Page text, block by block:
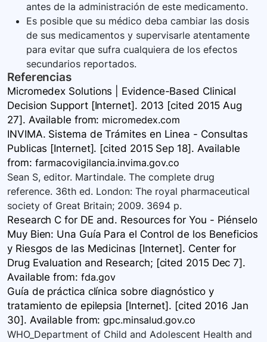
antes de la administración de este medicamento.
Es posible que su médico deba cambiar las dosis
de sus medicamentos y supervisarle atentamente
para evitar que sufra cualquiera de los efectos
secundarios reportados.
Referencias
Micromedex Solutions | Evidence-Based Clinical
Decision Support [Internet]. 2013 [cited 2015 Aug
27]. Available from: micromedex.com
INVIMA. Sistema de Trámites en Linea - Consultas
Publicas [Internet]. [cited 2015 Sep 18]. Available
from: farmacovigilancia.invima.gov.co
Sean S, editor. Martindale. The complete drug
reference. 36th ed. London: The royal pharmaceutical
society of Great Britain; 2009. 3694 p.
Research C for DE and. Resources for You - Piénselo
Muy Bien: Una Guía Para el Control de los Beneficios
y Riesgos de las Medicinas [Internet]. Center for
Drug Evaluation and Research; [cited 2015 Dec 7].
Available from: fda.gov
Guía de práctica clínica sobre diagnóstico y
tratamiento de epilepsia [Internet]. [cited 2016 Jan
30]. Available from:gpc.minsalud.gov.co
WHO_Department of Child and Adolescent Health and